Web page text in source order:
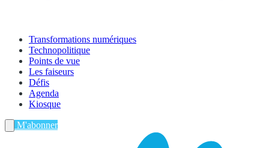
Transformations numériques
Technopolitique
Points de vue
Les faiseurs
Défis
Agenda
Kiosque
M'abonner